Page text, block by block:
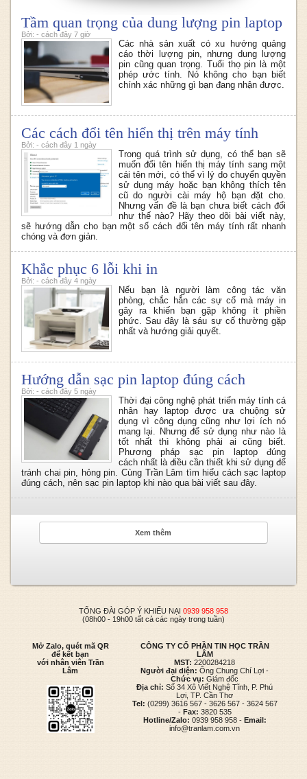
Tầm quan trọng của dung lượng pin laptop
Bởi: - cách đây 7 giờ
Các nhà sản xuất có xu hướng quảng
cáo thời lượng pin, nhưng dung lượng
pin cũng quan trọng. Tuổi thọ pin là một
phép ước tính. Nó không cho bạn biết
chính xác những gì bạn đang nhận được.
Các cách đổi tên hiển thị trên máy tính
Bởi: - cách đây 1 ngày
Trong quá trình sử dụng, có thể bạn sẽ
muốn đổi tên hiển thị máy tính sang một
cái tên mới, có thể vì lý do chuyển quyền
sử dụng máy hoặc bạn không thích tên
cũ do người cài máy hộ bạn đặt cho.
Nhưng vấn đề là bạn chưa biết cách đổi
như thế nào? Hãy theo dõi bài viết này,
sẽ hướng dẫn cho bạn một số cách đổi tên máy tính rất nhanh
chóng và đơn giản.
Khắc phục 6 lỗi khi in
Bởi: - cách đây 4 ngày
Nếu bạn là người làm công tác văn
phòng, chắc hẳn các sự cố mà máy in
gây ra khiến bạn gặp không ít phiền
phức. Sau đây là sáu sự cố thường gặp
nhất và hướng giải quyết.
Hướng dẫn sạc pin laptop đúng cách
Bởi: - cách đây 5 ngày
Thời đại công nghệ phát triển máy tính cá
nhân hay laptop được ưa chuộng sử
dụng vì công dụng cũng như lợi ích nó
mang lại. Nhưng để sử dụng như nào là
tốt nhất thì không phải ai cũng biết.
Phương pháp sạc pin laptop đúng
cách nhất là điều cần thiết khi sử dụng để
tránh chai pin, hỏng pin. Cùng Trần Lâm tìm hiểu cách sạc laptop
đúng cách, nên sạc pin laptop khi nào qua bài viết sau đây.
Xem thêm
TỔNG ĐÀI GÓP Ý KHIẾU NẠI 0939 958 958
(08h00 - 19h00 tất cả các ngày trong tuần)
Mở Zalo, quét mã QR
để kết bạn
với nhân viên Trần
Lâm
CÔNG TY CỔ PHẦN TIN HỌC TRẦN
LÂM
MST: 2200284218
Người đại diện: Ông Chung Chí Lợi -
Chức vụ: Giám đốc
Địa chỉ: Số 34 Xô Viết Nghệ Tĩnh, P. Phú
Lợi, TP. Cần Thơ
Tel: (0299) 3616 567 - 3626 567 - 3624 567
- Fax: 3820 535
Hotline/Zalo: 0939 958 958 - Email:
info@tranlam.com.vn